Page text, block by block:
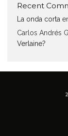
Recent
La onda corta
Carlos Andrés
Verlaine?